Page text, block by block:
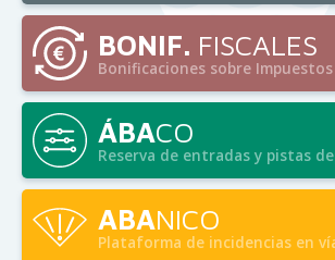
BONIF. FISCALES
Bonificaciones sobre Impuestos
ÁBACO
Reserva de entradas y pistas
ABANICO
Plataforma de incidencias en